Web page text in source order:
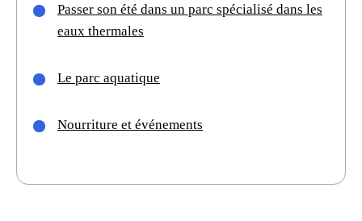
Passer son été dans un parc spécialisé dans les
eaux thermales
Le parc aquatique
Nourriture et événements